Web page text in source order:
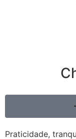
Praticidade,